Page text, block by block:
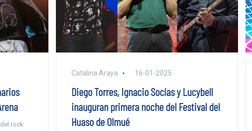
rock
Catalina Araya 16-01-2025
Diego Torres, Ignacio Socías y Lucybell
inauguran primera noche del Festival del
Huaso de Olmué